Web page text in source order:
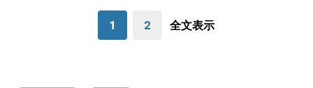
1 2 全文表示